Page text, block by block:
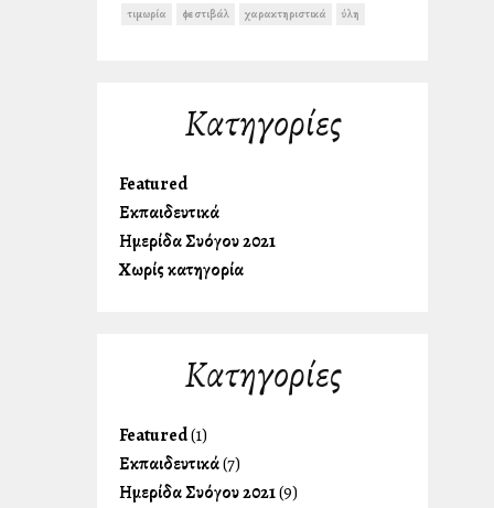
τιμωρία φεστιβάλ χαρακτηριστικά ύλη
Kατηγορίες
Featured
Εκπαιδευτικά
Ημερίδα Συλλόγου 2021
Χωρίς κατηγορία
Kατηγορίες
Featured(1)
Εκπαιδευτικά(7)
Ημερίδα Συλλόγου 2021(9)